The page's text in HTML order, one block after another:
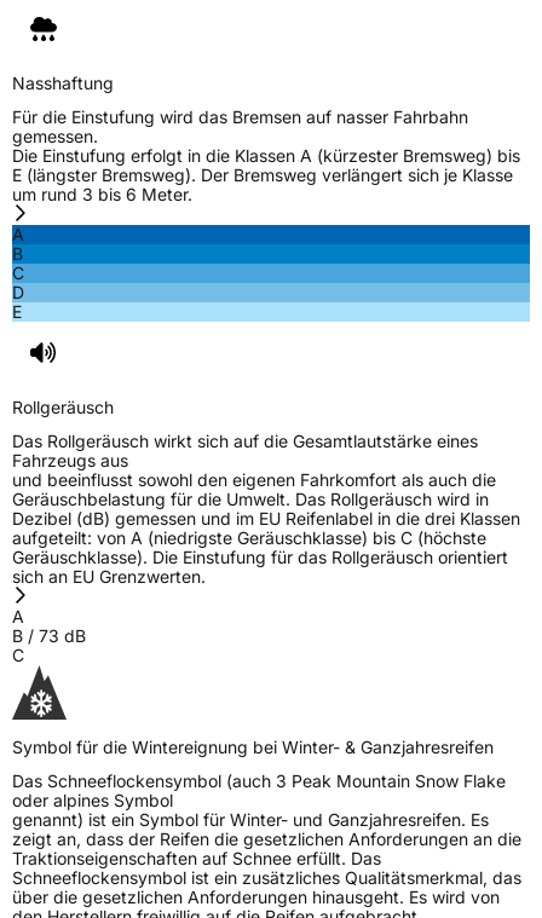
Rollgeräusch (Klasse)
Rollgeräusch (dB)
FahrzeugklasseC2
3PMSF / Schneeflockensymbol / Alpine-Symbol Ja
Allgemeine Produktsicherheit (GPSR)
Nasshaftung
Für die Einstufung wird das Bremsen auf nasser Fahrbahn
gemessen.
Die Einstufung erfolgt in die Klassen A (kürzester Bremsweg) bis
E (längster Bremsweg). Der Bremsweg verlängert sich je Klasse
um rund 3 bis 6 Meter.
A
B
C
D
E
Rollgeräusch
Das Rollgeräusch wirkt sich auf die Gesamtlautstärke eines
Fahrzeugs aus
und beeinflusst sowohl den eigenen Fahrkomfort als auch die
Geräuschbelastung für die Umwelt. Das Rollgeräusch wird in
Dezibel (dB) gemessen und im EU Reifenlabel in die drei Klassen
aufgeteilt: von A (niedrigste Geräuschklasse) bis C (höchste
Geräuschklasse). Die Einstufung für das Rollgeräusch orientiert
sich an EU Grenzwerten.
A
B / 73 dB
C
Symbol für die Wintereignung bei Winter- & Ganzjahresreifen
Das Schneeflockensymbol (auch 3 Peak Mountain Snow Flake
oder alpines Symbol
genannt) ist ein Symbol für Winter- und Ganzjahresreifen. Es
zeigt an, dass der Reifen die gesetzlichen Anforderungen an die
Traktionseigenschaften auf Schnee erfüllt. Das
Schneeflockensymbol ist ein zusätzliches Qualitätsmerkmal, das
über die gesetzlichen Anforderungen hinausgeht. Es wird von